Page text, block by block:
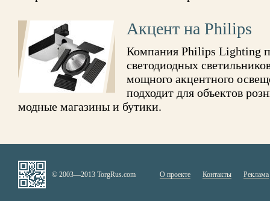
Акцент на Philips
Компания Philips Lighting
светодиодных
мощного акцентного
подходит для объектов
модные магазины и бутики.
© 2003—2013 TorgRus.com О проекте Контакты Реклама